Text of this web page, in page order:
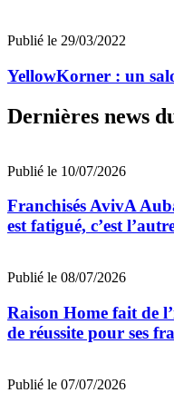
Publié le 29/03/2022
YellowKorner : un
Dernières news
Publié le 10/07/2026
Franchisés AvivA
est fatigué, c’est
Publié le 08/07/2026
Raison Home fait de
de réussite pour ses
Publié le 07/07/2026